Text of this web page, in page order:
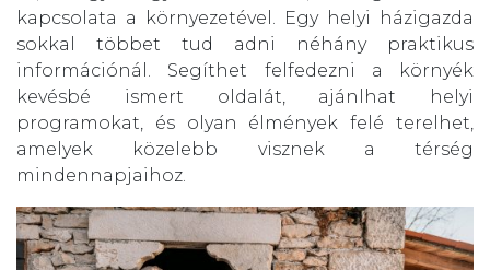
kapcsolata a környezetével. Egy helyi házigazda
sokkal többet tud adni néhány praktikus
információnál. Segíthet felfedezni a környék
kevésbé ismert oldalát, ajánlhat helyi
programokat, és olyan élmények felé terelhet,
amelyek közelebb visznek a térség
mindennapjaihoz.